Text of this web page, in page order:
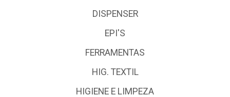
DISPENSER
EPI'S
FERRAMENTAS
HIG. TEXTIL
HIGIENE E LIMPEZA